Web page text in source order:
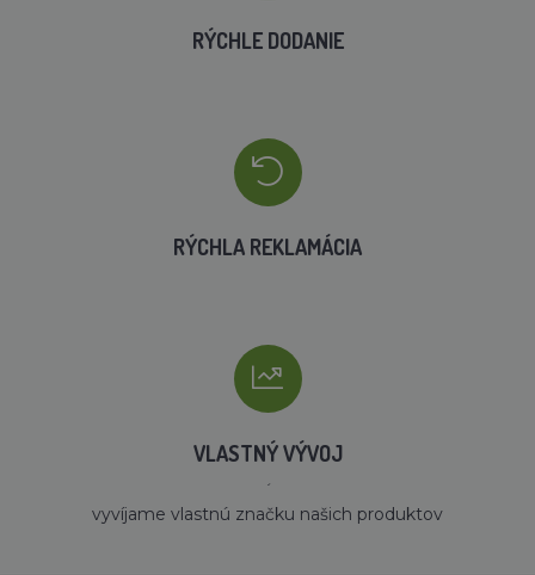
RÝCHLE DODANIE
RÝCHLA REKLAMÁCIA
VLASTNÝ VÝVOJ
´
vyvíjame vlastnú značku našich produktov